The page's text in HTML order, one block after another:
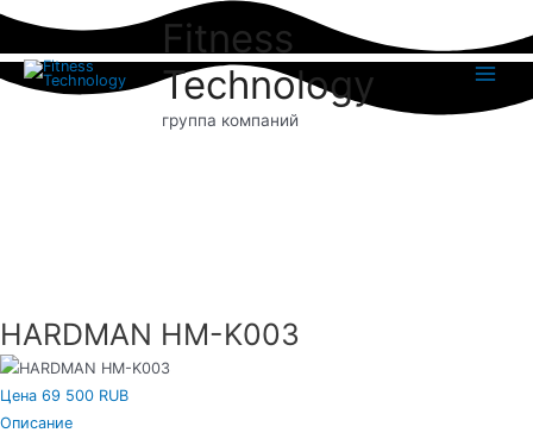
Перейти
содержимому
Fitness
Technology
группа компаний
HARDMAN HM-K003
Цена 69 500 RUB
Описание